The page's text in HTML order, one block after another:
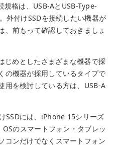
格は、USB-AとUSB-Type‐
外付けSSDを接続したい機器が
、前もって確認しておきましょ
じめとしたさまざまな機器で採
の機器が採用しているタイプで
用を検討している方は、USB-A
SSDには、iPhone 15シリーズ
のスマートフォン・タブレッ
コンだけでなくスマートフォン